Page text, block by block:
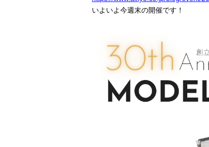
いよいよ今週末の開催です！